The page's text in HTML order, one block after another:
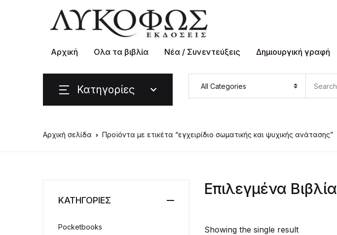
Αρχική Ολα τα βιβλία Νέα / Συνεντεύξεις Δημιουργική γραφή
Κατηγορίες
Αρχική σελίδα Προϊόντα με ετικέτα “εγχειρίδιο σωματικής και ψυχικής ανάτασης”
Επιλεγμένα Βιβλία
Showing the single result
ΚΑΤΗΓΟΡΙΕΣ
Pocketbooks